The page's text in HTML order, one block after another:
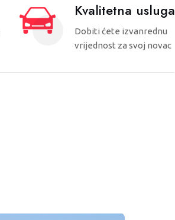
Kvalitetna usluga
Dobiti ćete izvanrednu
vrijednost za svoj novac